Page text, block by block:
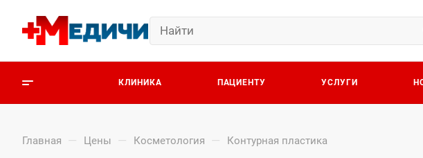
КЛИНИКА ПАЦИЕНТУ УСЛУГИ
Главная — Цены — Косметология — Контурная пластика